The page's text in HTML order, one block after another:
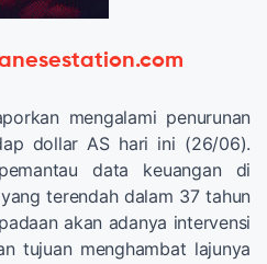
mengalami penurunan
dollar AS hari ini (26/06).
data keuangan di
terendah dalam 37 tahun
akan adanya intervensi
tujuan menghambat lajunya